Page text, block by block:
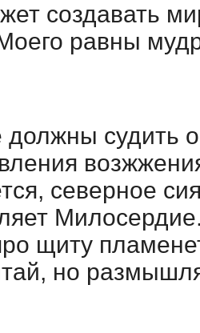
создавать
равны
должны судить
северное
щиту
но